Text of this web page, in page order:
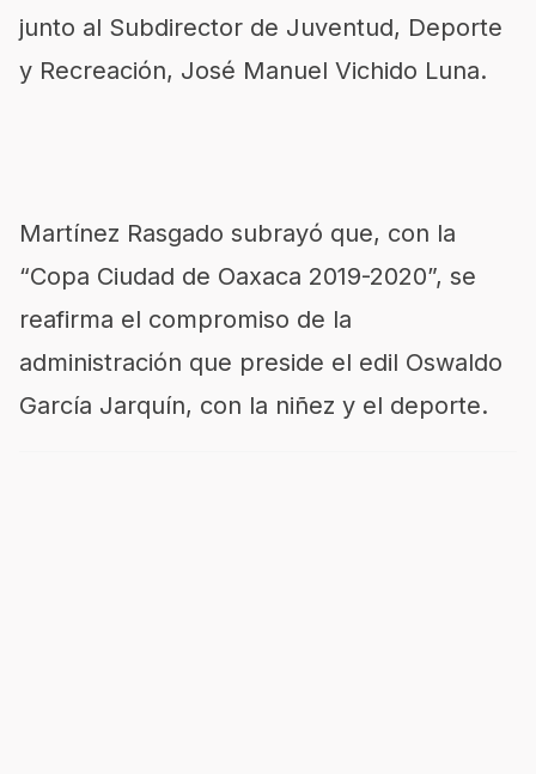
junto al Subdirector de Juventud, Deporte
y Recreación, José Manuel Vichido Luna.
Martínez Rasgado subrayó que, con la
“Copa Ciudad de Oaxaca 2019-2020”, se
reafirma el compromiso de la
administración que preside el edil Oswaldo
García Jarquín, con la niñez y el deporte.